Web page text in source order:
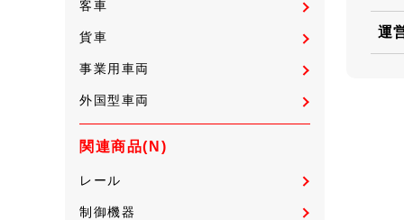
客車
貨車
事業用車両
外国型車両
関連商品(N)
レール
制御機器
運